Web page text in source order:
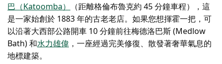
巴（Katoomba）
（距離格倫布魯克約 45 分鐘車程），這
是一家始創於 1883 年的古老老店。如果您想揮霍一把，可
以沿著大西部公路開車 10 分鐘前往梅德洛巴斯 (Medlow
Bath) 和水力雄偉 ，一座經過完美修復、散發著奢華氣息的
地標建築。